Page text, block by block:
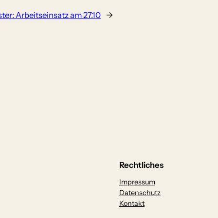
Arbeitseinsatz am 27.10 →
Rechtliches
Impressum
Datenschutz
Kontakt